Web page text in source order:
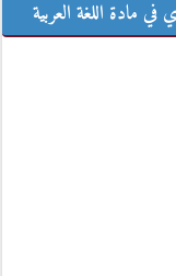
في مادة اللغة العربية